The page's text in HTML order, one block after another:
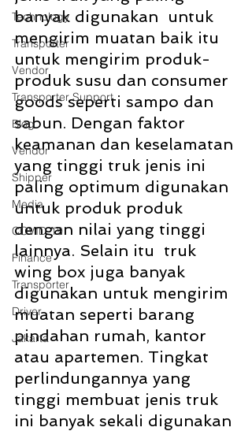
Technology
Transporter
Vendor
Transporter Support
Blog
Vendor
Shipper
Media
COVID-19
Finance
Transporter
Driver
Jakarta
banyak digunakan  untuk
mengirim muatan baik itu
untuk mengirim produk-
produk susu dan consumer
goods seperti sampo dan
sabun. Dengan faktor
keamanan dan keselamatan
yang tinggi truk jenis ini
paling optimum digunakan
untuk produk produk
dengan nilai yang tinggi
lainnya. Selain itu  truk
wing box juga banyak
digunakan untuk mengirim
muatan seperti barang
pindahan rumah, kantor
atau apartemen. Tingkat
perlindungannya yang
tinggi membuat jenis truk
ini banyak sekali digunakan